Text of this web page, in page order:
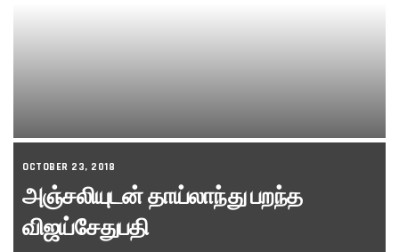
OCTOBER 23, 2018
அஞ்சலியுடன் தாய்லாந்து பறந்த
விஜய்சேதுபதி